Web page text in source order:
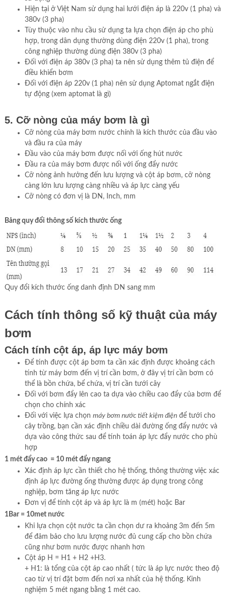
Hiện tại ở Việt Nam sử dụng hai lưới điện áp là 220v (1 pha) và
380v (3 pha)
Tùy thuộc vào nhu cầu sử dụng ta lựa chọn điện áp cho phù
hợp, trong dân dụng thường dùng điện 220v (1 pha), trong
công nghiệp thường dùng điện 380v (3 pha)
Đối với điện áp 380v (3 pha) ta nên sử dụng thêm tủ điện để
điều khiển bơm
Đối với điện áp 220v (1 pha) nên sử dụng Aptomat ngắt điện
tự động (xem aptomat là gì)
5. Cỡ nòng của máy bơm là gì
Cỡ nòng của máy bơm nước chính là kích thước của đầu vào
và đầu ra của máy
Đầu vào của máy bơm được nối với ống hút nước
Đầu ra của máy bơm được nối với ống đẩy nước
Cỡ nòng ảnh hưởng đến lưu lượng và cột áp bơm, cỡ nòng
càng lớn lưu lượng càng nhiều và áp lực càng yếu
Cỡ nòng có đơn vị là DN, Inch, mm
Bảng quy đổi thông số kích thước ống
Quy đổi kích thước ống danh định DN sang mm
Cách tính thông số kỹ thuật của máy
bơm
Cách tính cột áp, áp lực máy bơm
Để tính được cột áp bơm ta cần xác định được khoảng cách
tính từ máy bơm đến vị trí cần bơm, ở đây vị trí cần bơm có
thể là bồn chứa, bể chứa, vị trí cần tưới cây
Đối với bơm đẩy lên cao ta dựa vào chiều cao đẩy của bơm để
chọn cho chính xác
Đối với việc lựa chọn máy bơm nước tiết kiệm điệnđể tưới cho
cây trồng, bạn cần xác định chiều dài đường ống đẩy nước và
dựa vào công thức sau để tính toán áp lực đẩy nước cho phù
hợp
1 mét đẩy cao = 10 mét đẩy ngang
Xác định áp lực cần thiết cho hệ thống, thông thường việc xác
định áp lực đường ống thường được áp dụng trong công
nghiệp, bơm tăng áp lực nước
Đơn vị để tính cột áp và áp lực là m (mét) hoặc Bar
1Bar = 10met nước
Khi lựa chọn cột nước ta cần chọn dư ra khoảng 3m đến 5m
để đảm bảo cho lưu lượng nước đủ cung cấp cho bồn chứa
cũng như bơm nước được nhanh hơn
Cột áp H = H1 + H2 +H3.
+ H1: là tổng của cột áp cao nhất ( tức là áp lực nước theo độ
cao từ vị trí đặt bơm đến nơi xa nhất của hệ thống. Kinh
nghiệm 5 mét ngang bằng 1 mét cao.